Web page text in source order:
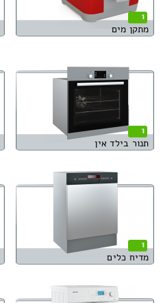
1
מתקן מים
1
תנור בילד אין
1
מדיח כלים